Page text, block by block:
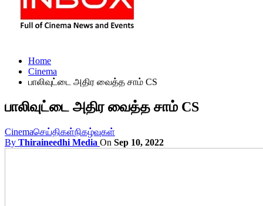
Home
Cinema
பாலிவுட்டை அதிர வைத்த சாம் CS
பாலிவுட்டை அதிர வைத்த சாம் CS
Cinemaசெய்திகள்நிகழ்வுகள்
By Thiraineedhi Media On Sep 10, 2022